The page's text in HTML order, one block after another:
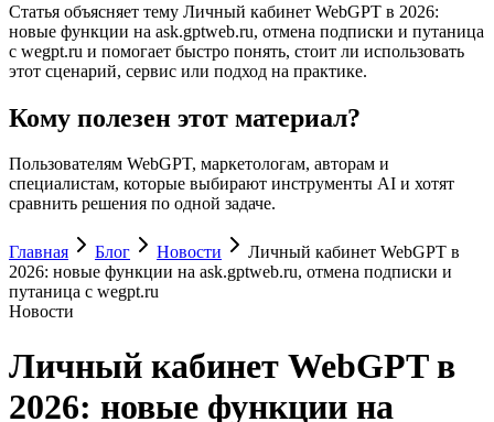
Статья объясняет тему Личный кабинет WebGPT в 2026:
новые функции на ask.gptweb.ru, отмена подписки и путаница
с wegpt.ru и помогает быстро понять, стоит ли использовать
этот сценарий, сервис или подход на практике.
Кому полезен этот материал?
Пользователям WebGPT, маркетологам, авторам и
специалистам, которые выбирают инструменты AI и хотят
сравнить решения по одной задаче.
Главная Блог Новости
Личный кабинет WebGPT в
2026: новые функции на ask.gptweb.ru, отмена подписки и
путаница с wegpt.ru
Новости
Личный кабинет WebGPT в
2026: новые функции на